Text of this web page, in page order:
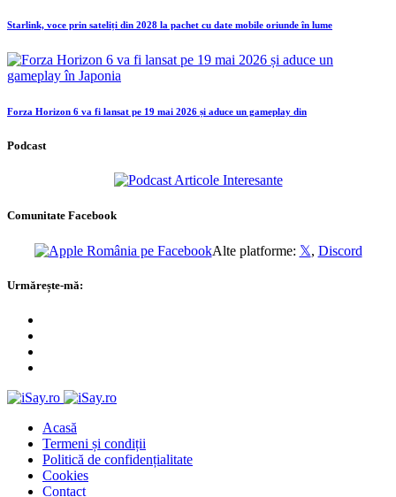
Starlink, voce prin sateliți din 2028 la pachet cu date mobile oriunde în lume
Forza Horizon 6 va fi lansat pe 19 mai 2026 și aduce un gameplay din
Podcast
Comunitate Facebook
Alte platforme: 𝕏, Discord
Urmărește-mă:
Acasă
Termeni și condiții
Politică de confidențialitate
Cookies
Contact